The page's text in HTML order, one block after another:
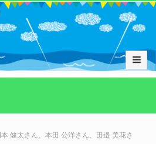
健太さん、本田 公洋さん、田邉 美花さ